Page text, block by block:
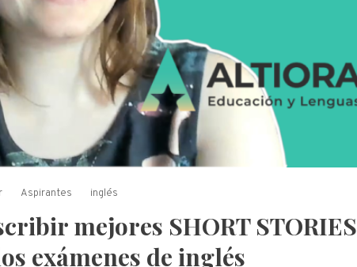
Aspirantes inglés
mejores SHORT STORIES
exámenes de inglés